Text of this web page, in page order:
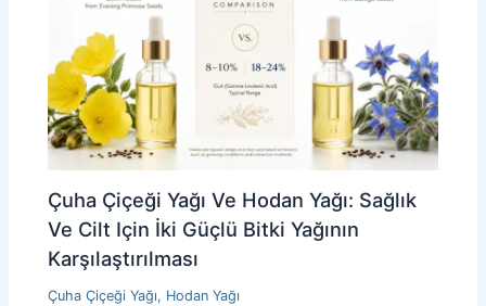
Çuha Çiçeği Yağı Ve Hodan Yağı: Sağlık
Ve Cilt Için İki Güçlü Bitki Yağının
Karşılaştırılması
Çuha Çiçeği Yağı, Hodan Yağı